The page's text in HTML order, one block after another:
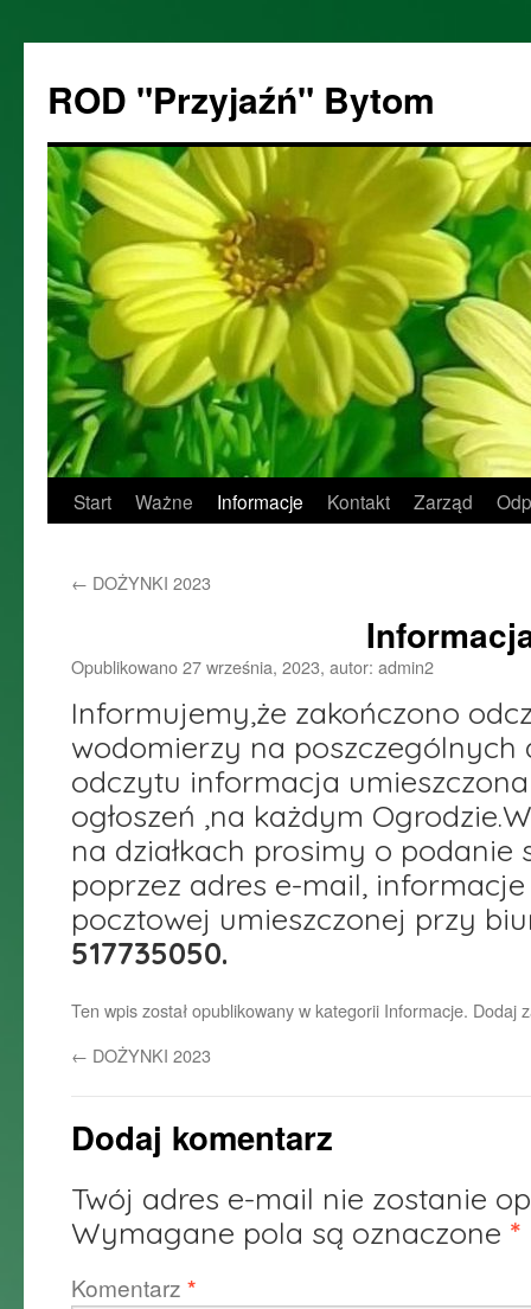
ROD "Przyjaźń" Bytom
Przejdź
treści
Start Ważne Informacje Kontakt Zarząd
← DOŻYNKI 2023
Opublikowano27 września, 2023, autor: admin2
Informujemy,że zakończono
wodomierzy na poszczególnych
odczytu informacja
ogłoszeń ,na każdym
na działkach prosimy o
poprzez adres e-mail,
pocztowej umieszczonej przy
517735050.
Ten wpis został opublikowany w kategorii Informacje. Dodaj
← DOŻYNKI 2023
Dodaj komentarz
Twój adres e-mail nie zostanie
Wymagane pola są oznaczone *
Komentarz *